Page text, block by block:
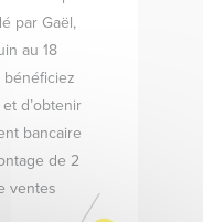
par Gaël,
au 18
d’obtenir
bancaire
de 2
ventes